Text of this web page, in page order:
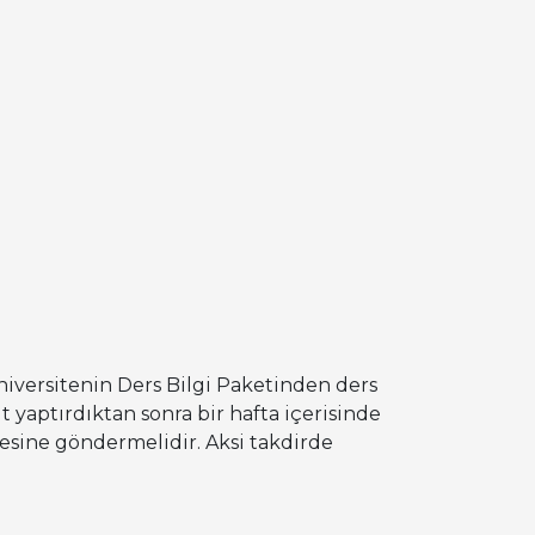
Ders Bilgi Paketinden ders
sonra bir hafta içerisinde
göndermelidir. Aksi takdirde